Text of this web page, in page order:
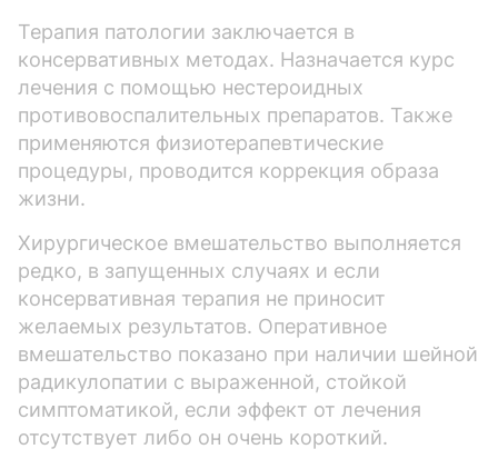
Терапия патологии заключается в
консервативных методах. Назначается курс
лечения с помощью нестероидных
противовоспалительных препаратов. Также
применяются физиотерапевтические
процедуры, проводится коррекция образа
жизни.
Хирургическое вмешательство выполняется
редко, в запущенных случаях и если
консервативная терапия не приносит
желаемых результатов. Оперативное
вмешательство показано при наличии шейной
радикулопатии с выраженной, стойкой
симптоматикой, если эффект от лечения
отсутствует либо он очень короткий.